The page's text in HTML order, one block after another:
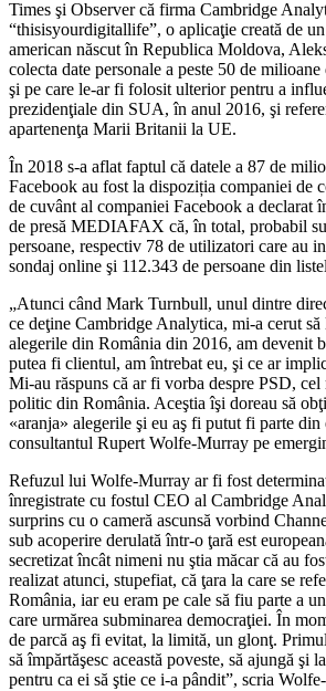
Times şi Observer că firma Cambridge
“thisisyourdigitallife”, o aplicaţie creată de
american născut în Republica Moldova,
colecta date personale a peste 50 de
şi pe care le-ar fi folosit ulterior pentru a
prezidenţiale din SUA, în anul 2016, şi
apartenenţa Marii Britanii la UE.
În 2018 s-a aflat faptul că datele a 87 de
Facebook au fost la dispoziția companiei de
de cuvânt al companiei Facebook a declarat
de presă MEDIAFAX că, în total, probabil
persoane, respectiv 78 de utilizatori care au
sondaj online şi 112.343 de persoane din
„Atunci când Mark Turnbull, unul dintre
ce deţine Cambridge Analytica, mi-a cerut
alegerile din România din 2016, am devenit
putea fi clientul, am întrebat eu, şi ce ar
Mi-au răspuns că ar fi vorba despre PSD,
politic din România. Aceştia îşi doreau să
«aranja» alegerile şi eu aş fi putut fi parte
consultantul Rupert Wolfe-Murray pe
Refuzul lui Wolfe-Murray ar fi fost
înregistrate cu fostul CEO al Cambridge
surprins cu o cameră ascunsă vorbind
sub acoperire derulată într-o ţară est
secretizat încât nimeni nu ştia măcar că au
realizat atunci, stupefiat, că ţara la care se
România, iar eu eram pe cale să fiu parte a
care urmărea subminarea democraţiei. În
de parcă aş fi evitat, la limită, un glonţ.
să împărtăşesc această poveste, să ajungă şi
pentru ca ei să ştie ce i-a pândit”, scria